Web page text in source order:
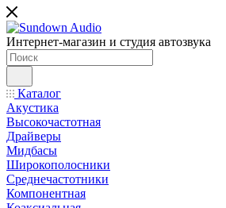
Интернет-магазин и студия автозвука
Каталог
Акустика
Высокочастотная
Драйверы
Мидбасы
Широкополосники
Среднечастотники
Компонентная